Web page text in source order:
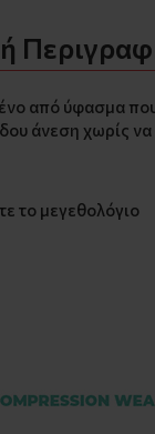
από ύφασμα
άνεση χωρίς να
το μεγεθολόγιο